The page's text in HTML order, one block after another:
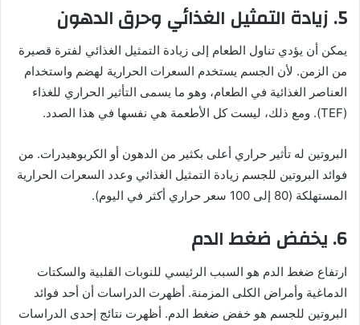
5. زيادة التمثيل الغذائي وحرق الدهون
يمكن أن يؤدي تناول الطعام إلى زيادة التمثيل الغذائي لفترة قصيرة
من الزمن. لأن الجسم يستخدم السعرات الحرارية لهضم واستخدام
العناصر الغذائية في الطعام، وهو ما يسمى التأثير الحراري للغذاء
(TEF). ومع ذلك، ليست كل الأطعمة هي نفسها في هذا الصدد.
البروتين له تأثير حراري أعلى بكثير من الدهون أو الكربوهيدرات. من
فوائد البروتين للجسم زيادة التمثيل الغذائي وعدد السعرات الحرارية
المستهلكة (80 إلى 100 سعر حراري أكثر في اليوم).
6. يخفض ضغط الدم
ارتفاع ضغط الدم هو السبب الرئيسي للنوبات القلبية والسكتات
الدماغية وأمراض الكلى المزمنة. أظهرت الدراسات أن أحد فوائد
البروتين للجسم هو خفض ضغط الدم. أظهرت نتائج إحدى الدراسات